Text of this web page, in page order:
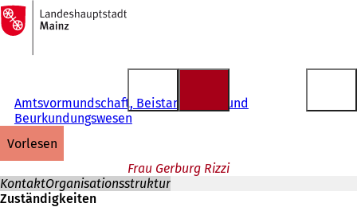
Inhalt anspringen
Zur
Startseite
Amtsvormundschaft, Beistandschaft und
Beurkundungswesen
vorlesen
Frau Gerburg Rizzi
KontaktOrganisationsstruktur
Zuständigkeiten